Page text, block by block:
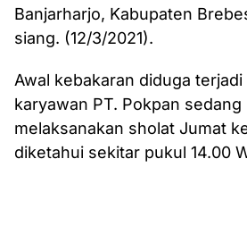
Banjarharjo, Kabupaten
siang. (12/3/2021).
Awal kebakaran diduga terjadi
karyawan PT. Pokpan
melaksanakan sholat Jumat
diketahui sekitar pukul 14.00